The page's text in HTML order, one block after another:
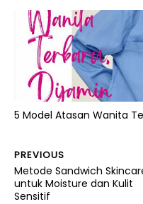
5 Model Atasan Wanita
PREVIOUS
Metode Sandwich
untuk Moisture dan Kulit
Sensitif